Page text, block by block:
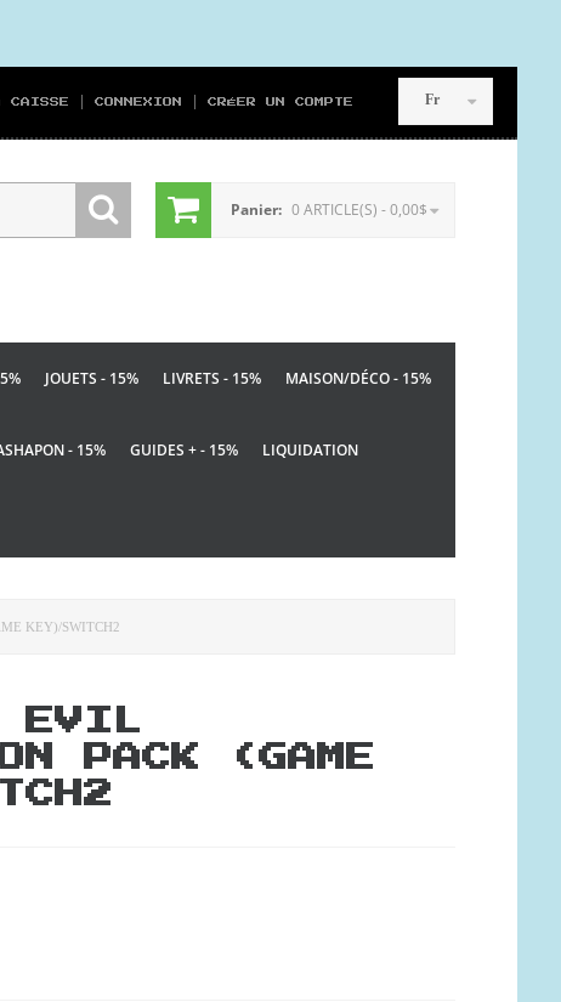
Fr
CAISSE CONNEXION CRÉER UN COMPTE
Panier: 0 ARTICLE(S) - 0,00$
JOUETS - 15% LIVRETS - 15% MAISON/DÉCO - 15%
- 15% GUIDES + - 15% LIQUIDATION
KEY)/SWITCH2
EVIL
PACK (GAME